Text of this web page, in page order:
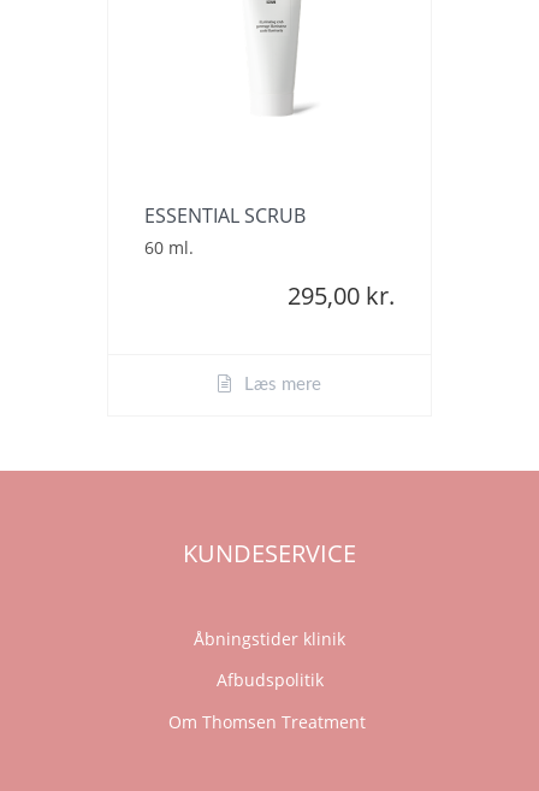
ESSENTIAL SCRUB
60 ml.
295,00 kr.
Læs mere
KUNDESERVICE
Åbningstider klinik
Afbudspolitik
Om Thomsen Treatment